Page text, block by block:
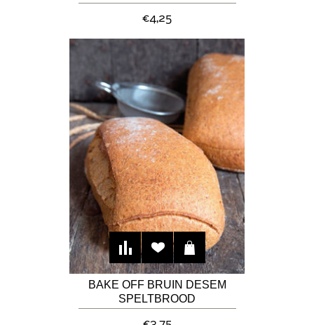
HAVERBROOD
€4,25
BAKE OFF BRUIN DESEM
SPELTBROOD